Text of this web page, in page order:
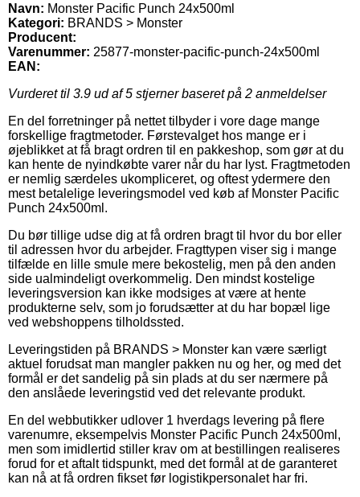
Navn: Monster Pacific Punch 24x500ml
Kategori: BRANDS > Monster
Producent:
Varenummer: 25877-monster-pacific-punch-24x500ml
EAN:
Vurderet til 3.9 ud af 5 stjerner baseret på 2 anmeldelser
En del forretninger på nettet tilbyder i vore dage mange
forskellige fragtmetoder. Førstevalget hos mange er i
øjeblikket at få bragt ordren til en pakkeshop, som gør at du
kan hente de nyindkøbte varer når du har lyst. Fragtmetoden
er nemlig særdeles ukompliceret, og oftest ydermere den
mest betalelige leveringsmodel ved køb af Monster Pacific
Punch 24x500ml.
Du bør tillige udse dig at få ordren bragt til hvor du bor eller
til adressen hvor du arbejder. Fragttypen viser sig i mange
tilfælde en lille smule mere bekostelig, men på den anden
side ualmindeligt overkommelig. Den mindst kostelige
leveringsversion kan ikke modsiges at være at hente
produkterne selv, som jo forudsætter at du har bopæl lige
ved webshoppens tilholdssted.
Leveringstiden på BRANDS > Monster kan være særligt
aktuel forudsat man mangler pakken nu og her, og med det
formål er det sandelig på sin plads at du ser nærmere på
den anslåede leveringstid ved det relevante produkt.
En del webbutikker udlover 1 hverdags levering på flere
varenumre, eksempelvis Monster Pacific Punch 24x500ml,
men som imidlertid stiller krav om at bestillingen realiseres
forud for et aftalt tidspunkt, med det formål at de garanteret
kan nå at få ordren fikset før logistikpersonalet har fri.